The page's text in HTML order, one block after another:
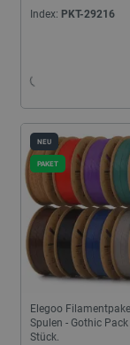
Index: PKT-29216
Elegoo
Spulen - Gothic Pack
Stück.
NEU
PAKET